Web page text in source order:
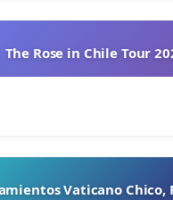
The Rose in Chile Tour
Vaticano Chico,